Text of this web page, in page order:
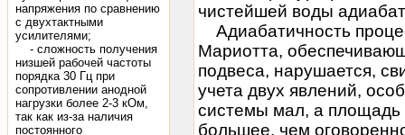
напряжения по сравнению
с двухтактными
усилителями;
- сложность получения
низшей рабочей частоты
порядка 30 Гц при
сопротивлении анодной
нагрузки более 2-3 кОм,
так как из-за наличия
постоянного
чистейшей воды
Адиабатичность
Мариотта,
подвеса, нарушается,
учета двух явлений,
системы мал, а
большее, чем